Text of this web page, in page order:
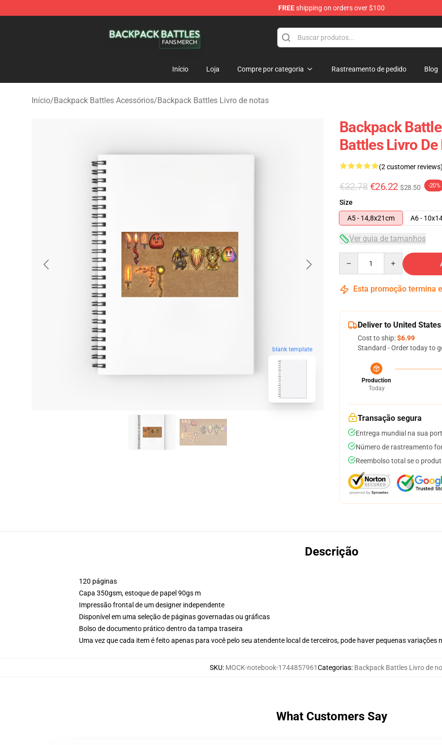
FREEshipping on orders over $100
Início Loja Compre por categoria Rastreamento de pedido Blog
Início/Backpack Battles Acessórios/Backpack Battles Livro de notas
blank template
Backpack
Battles Livro De
(2 customer reviews)
€32.78 €26.22 $28.50 -20%
Size
A5 - 14,8x21cm
A6 -
Ver guia de tamanhos
Esta promoção termina
Deliver to United States
Cost to ship:$6.99
Standard - Order today to
Production
Today
Transação segura
Entrega mundial na sua
Número de rastreamento
Reembolso total se o
Descrição
120 páginas
Capa 350gsm, estoque de papel 90gs m
Impressão frontal de um designer independente
Disponível em uma seleção de páginas governadas ou gráficas
Bolso de documento prático dentro da tampa traseira
Uma vez que cada item é feito apenas para você pelo seu atendente local de terceiros, pode haver pequenas variações
SKU: MOCK-notebook-1744857961Categorias: Backpack Battles Livro de
What Customers Say